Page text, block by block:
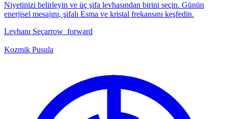
Niyetinizi belirleyin ve üç şifa levhasından birini seçin. Günün
enerjisel mesajını, şifalı Esma ve kristal frekansını keşfedin.
Levhanı Seçarrow_forward
Kozmik Pusula